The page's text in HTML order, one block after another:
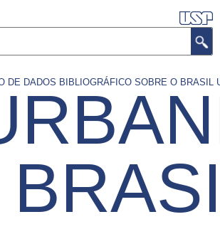
DE DADOS BIBLIOGRÁFICO SOBRE O